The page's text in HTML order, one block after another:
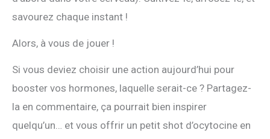
savourez chaque instant !
Alors, à vous de jouer !
Si vous deviez choisir une action aujourd’hui pour
booster vos hormones, laquelle serait-ce ? Partagez-
la en commentaire, ça pourrait bien inspirer
quelqu’un… et vous offrir un petit shot d’ocytocine en